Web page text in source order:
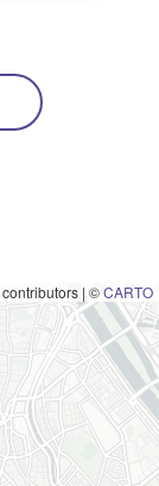
contributors | ©CARTO